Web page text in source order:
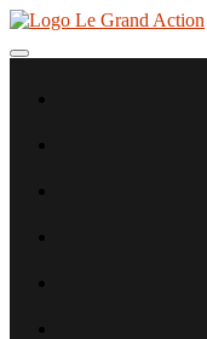
Aller
contenu
Toggle navigation